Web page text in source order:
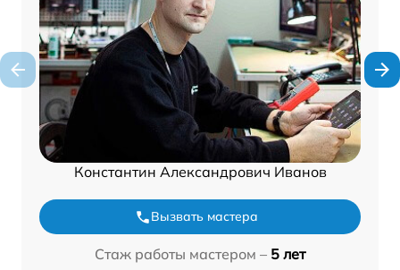
Константин Александрович Иванов
Вызвать мастера
Стаж работы мастером – 5 лет